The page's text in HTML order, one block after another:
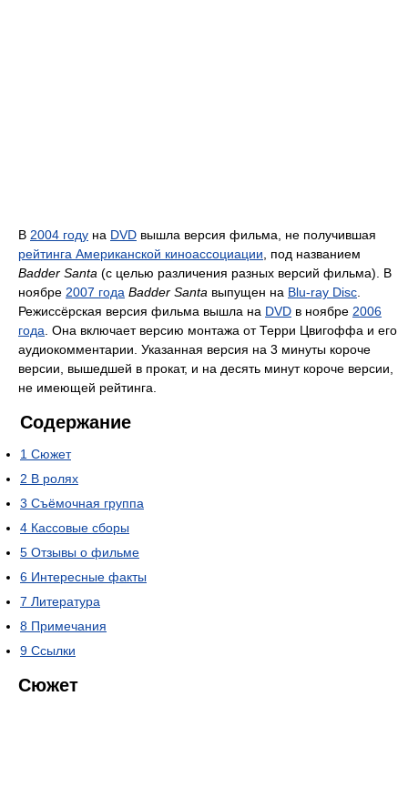
В 2004 году на DVD вышла версия фильма, не получившая
рейтинга Американской киноассоциации , под названием
Badder Santa (с целью различения разных версий фильма). В
ноябре 2007 года Badder Santa выпущен на Blu-ray Disc
Режиссёрская версия фильма вышла на DVD в ноябре 2006
года . Она включает версию монтажа от Терри Цвигоффа и его
аудиокомментарии. Указанная версия на 3 минуты короче
версии, вышедшей в прокат, и на десять минут короче версии,
не имеющей рейтинга.
Содержание
1 Сюжет
2 В ролях
3 Съёмочная группа
4 Кассовые сборы
5 Отзывы о фильме
6 Интересные факты
7 Литература
8 Примечания
9 Ссылки
Сюжет